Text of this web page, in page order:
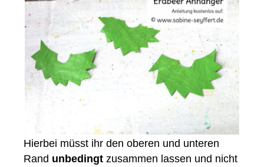
Hierbei müsst ihr den oberen und unteren
Rand unbedingt zusammen lassen und nicht